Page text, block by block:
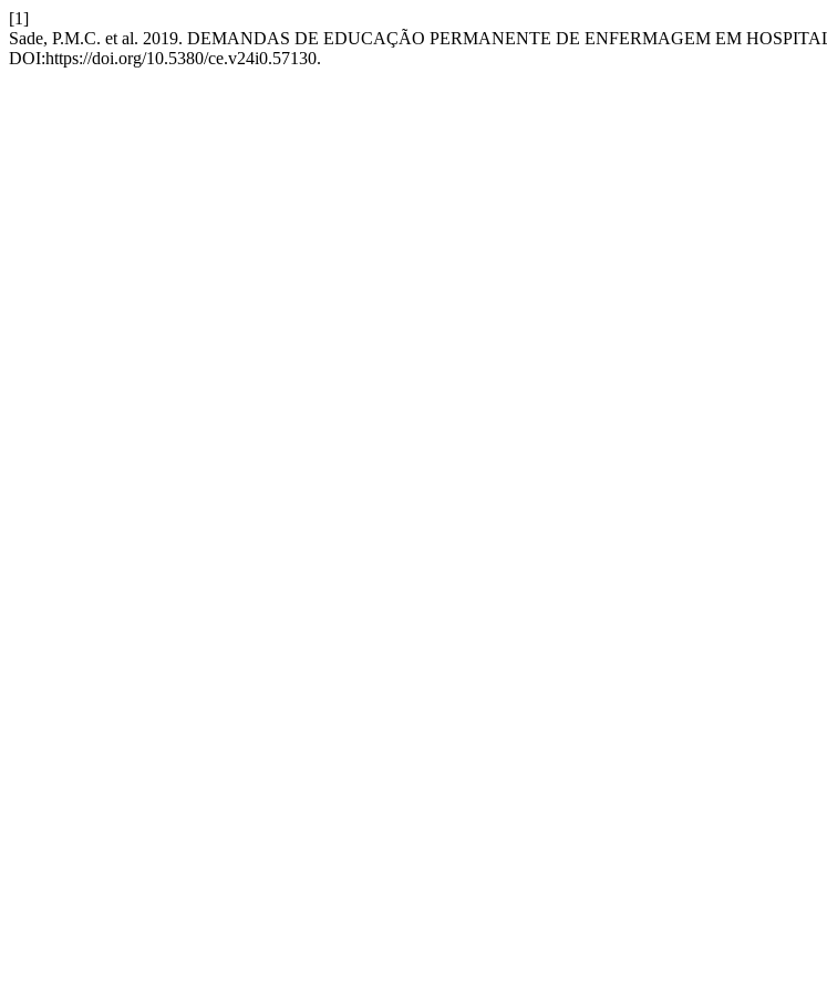
[1]
Sade, P.M.C. et al. 2019. DEMANDAS DE EDUCAÇÃO PERMANENTE DE ENFERMAGEM EM
DOI:https://doi.org/10.5380/ce.v24i0.57130.